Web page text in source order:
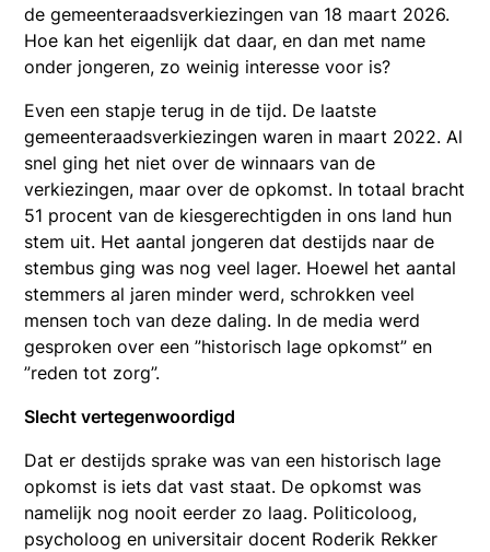
de gemeenteraadsverkiezingen van 18 maart 2026.
Hoe kan het eigenlijk dat daar, en dan met name
onder jongeren, zo weinig interesse voor is?
Even een stapje terug in de tijd. De laatste
gemeenteraadsverkiezingen waren in maart 2022. Al
snel ging het niet over de winnaars van de
verkiezingen, maar over de opkomst. In totaal bracht
51 procent van de kiesgerechtigden in ons land hun
stem uit. Het aantal jongeren dat destijds naar de
stembus ging was nog veel lager. Hoewel het aantal
stemmers al jaren minder werd, schrokken veel
mensen toch van deze daling. In de media werd
gesproken over een ”historisch lage opkomst” en
”reden tot zorg”.
Slecht vertegenwoordigd
Dat er destijds sprake was van een historisch lage
opkomst is iets dat vast staat. De opkomst was
namelijk nog nooit eerder zo laag. Politicoloog,
psycholoog en universitair docent Roderik Rekker